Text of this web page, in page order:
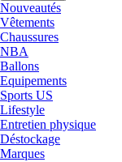
Nouveautés
Vêtements
Chaussures
NBA
Ballons
Equipements
Sports US
Lifestyle
Entretien physique
Déstockage
Marques